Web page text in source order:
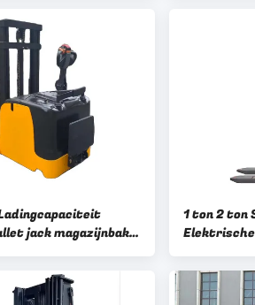
jack magazijnbak
1 ton 2 ton